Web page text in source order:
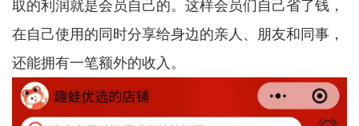
取的利润就是会员自己的。这样会员们自己省了钱，
在自己使用的同时分享给身边的亲人、朋友和同事，
还能拥有一笔额外的收入。